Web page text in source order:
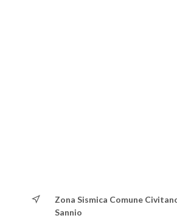
Zona Sismica Comune
Sannio